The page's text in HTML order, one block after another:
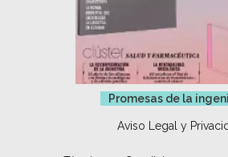
Promesas de la
Aviso Legal y